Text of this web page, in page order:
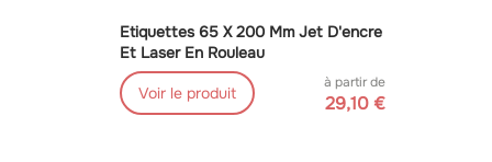
Etiquettes 65 X 200 Mm Jet D'encre
Et Laser En Rouleau
Voir le produit
à partir de
29,10 €